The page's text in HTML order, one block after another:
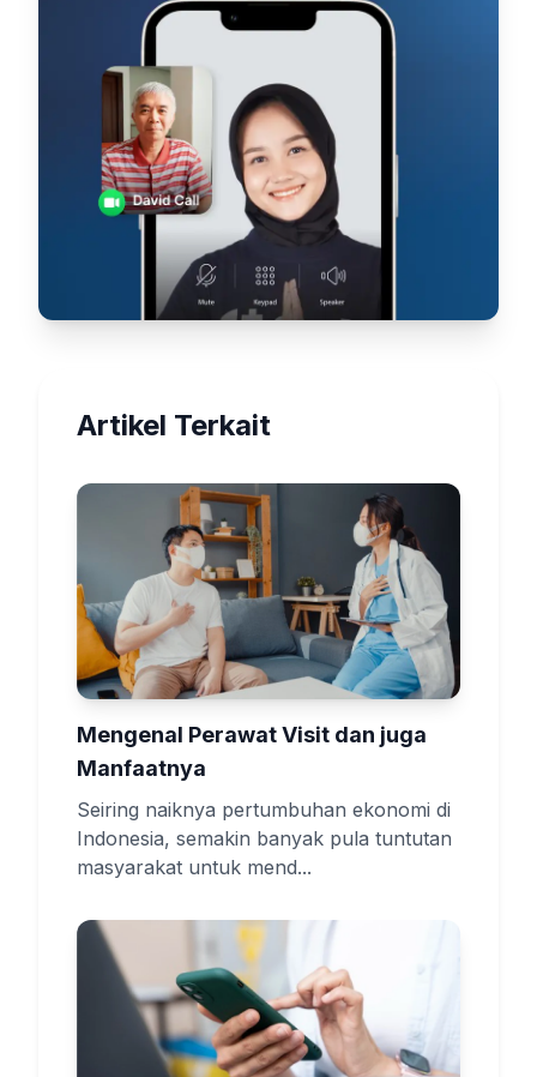
Artikel Terkait
Mengenal Perawat Visit dan juga
Manfaatnya
Seiring naiknya pertumbuhan ekonomi di
Indonesia, semakin banyak pula tuntutan
masyarakat untuk mend...